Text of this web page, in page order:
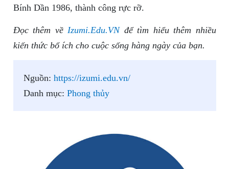
Bính Dần 1986, thành công rực rỡ.
Đọc thêm về Izumi.Edu.VNđể tìm hiểu thêm nhiều
kiến thức bổ ích cho cuộc sống hàng ngày của bạn.
Nguồn: https://izumi.edu.vn/
Danh mục: Phong thủy